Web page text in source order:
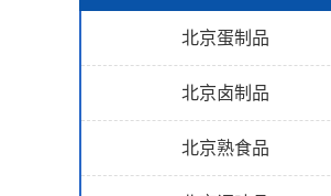
北京蛋制品
北京卤制品
北京熟食品